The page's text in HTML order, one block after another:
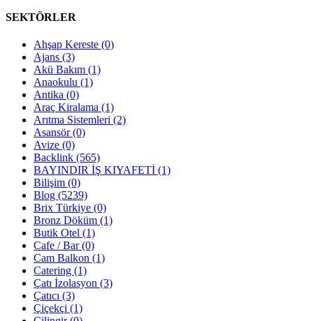
SEKTÖRLER
Ahşap Kereste (0)
Ajans (3)
Akü Bakım (1)
Anaokulu (1)
Antika (0)
Araç Kiralama (1)
Arıtma Sistemleri (2)
Asansör(0)
Avize (0)
Backlink (565)
BAYINDIR İŞ KIYAFETİ (1)
Bilişim (0)
Blog (5239)
Brix Türkiye (0)
Bronz Döküm (1)
Butik Otel (1)
Cafe / Bar(0)
Cam Balkon (1)
Catering (1)
Çatı İzolasyon (3)
Çatıcı (3)
Çiçekçi (1)